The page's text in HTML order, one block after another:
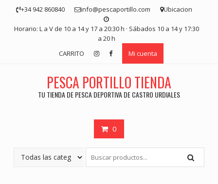
contenido
+34 942 860840 info@pescaportillo.com Ubicacion
Horario: L a V de 10 a 14 y 17 a 20:30 h · Sábados 10 a 14 y 17:30
a 20 h
CARRITO
Mi cuenta
PESCA PORTILLO TIENDA
TU TIENDA DE PESCA DEPORTIVA DE CASTRO URDIALES
0